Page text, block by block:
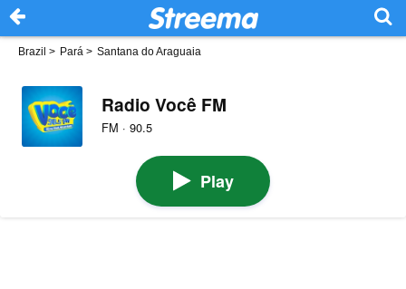
Brazil > Pará > Santana do Araguaia
Radio Você FM
FM · 90.5
Play